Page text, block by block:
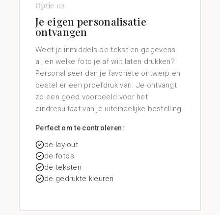
Optie 02
Je eigen personalisatie
ontvangen
Weet je inmiddels de tekst en gegevens
al, en welke foto je af wilt laten drukken?
Personaliseer dan je favoriete ontwerp en
bestel er een proefdruk van. Je ontvangt
zo een goed voorbeeld voor het
eindresultaat van je uiteindelijke bestelling.
Perfect om te controleren:
de lay-out
de foto's
de teksten
de gedrukte kleuren